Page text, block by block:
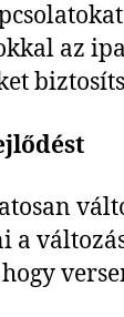
az
a